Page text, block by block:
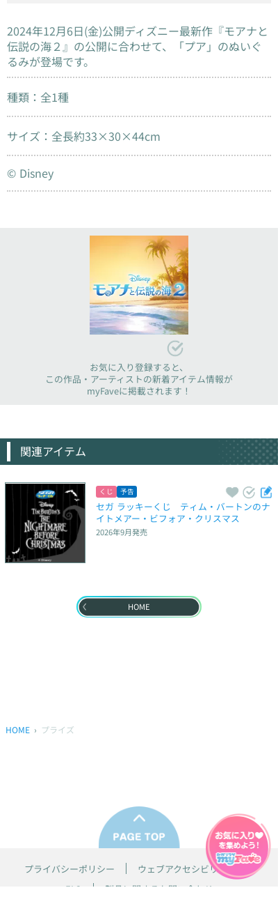
2024年12月6日(金)公開ディズニー最新作『モアナと
伝説の海２』の公開に合わせて、「プア」のぬいぐ
るみが登場です。
種類：全1種
サイズ：全長約33×30×44cm
© Disney
お気に入り登録すると、
この作品・アーティストの新着アイテム情報が
myFaveに掲載されます！
関連アイテム
くじ 予告
セガ ラッキーくじ　ティム・バートンのナ
イトメアー・ビフォア・クリスマス
2026年9月発売
HOME
HOME プライズ
プライバシーポリシー
ウェブアクセシビリティ方針
FAQ
製品に関するお問い合わせ